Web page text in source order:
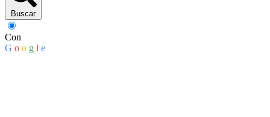
Buscar
Con
G o o g l e